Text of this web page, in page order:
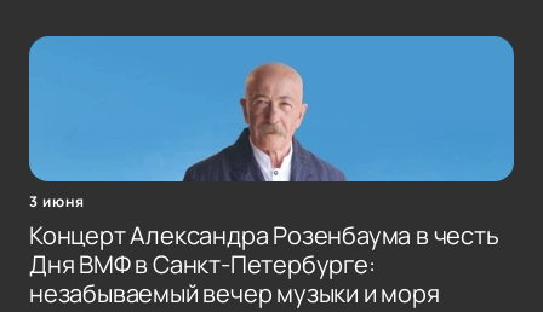
3 июня
Концерт Александра Розенбаума в честь
Дня ВМФ в Санкт-Петербурге:
незабываемый вечер музыки и моря